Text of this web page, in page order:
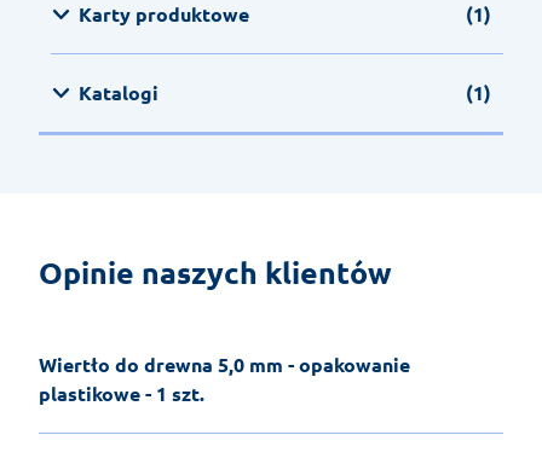
Karty produktowe (1)
Katalogi (1)
Opinie naszych klientów
Wiertło do drewna 5,0 mm - opakowanie
plastikowe - 1 szt.